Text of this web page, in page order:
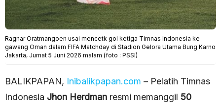
Ragnar Oratmangoen usai mencetk gol ketiga Timnas Indonesia ke
gawang Oman dalam FIFA Matchday di Stadion Gelora Utama Bung Karno
Jakarta, Jumat 5 Juni 2026 malam (foto : PSSI)
BALIKPAPAN, Inibalikpapan.com – Pelatih Timnas
Indonesia Jhon Herdman resmi memanggil 50